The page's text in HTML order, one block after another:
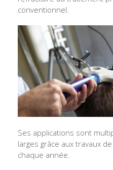
conventionnel.
Ses applications sont
larges grâce aux travaux
chaque année.